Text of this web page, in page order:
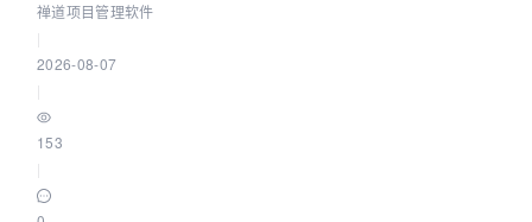
禅道项目管理软件
2026-08-07
153